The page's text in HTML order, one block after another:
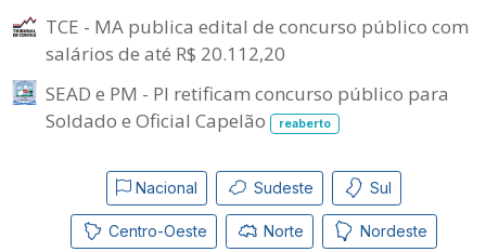
TCE - MA publica edital de concurso público com
salários de até R$ 20.112,20
SEAD e PM - PI retificam concurso público para
Soldado e Oficial Capelão
reaberto
Nacional Sudeste Sul
Centro-Oeste Norte Nordeste